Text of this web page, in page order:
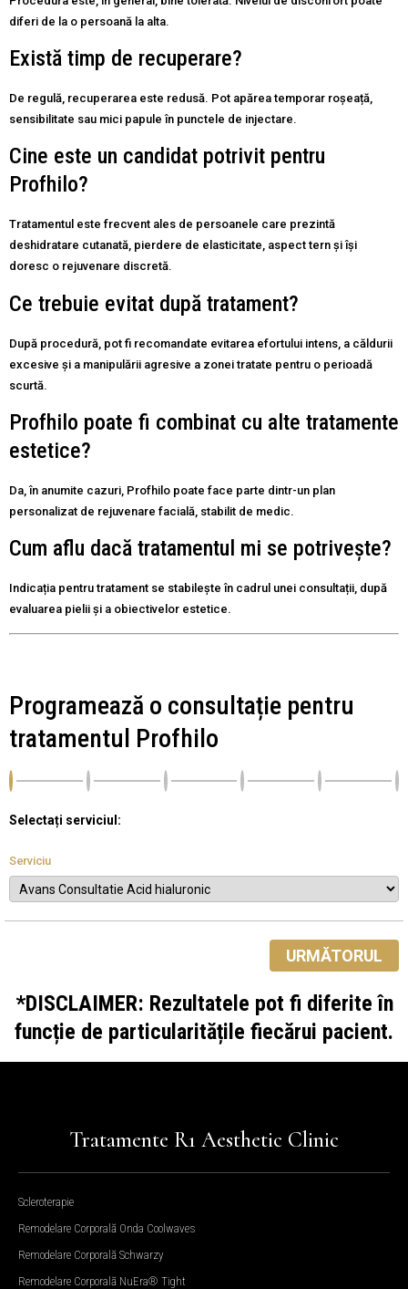
diferi de la o persoană la alta.
Există timp de recuperare?
De regulă, recuperarea este redusă. Pot apărea temporar roșeață,
sensibilitate sau mici papule în punctele de injectare.
Cine este un candidat potrivit pentru
Profhilo?
Tratamentul este frecvent ales de persoanele care prezintă
deshidratare cutanată, pierdere de elasticitate, aspect tern și își
doresc o rejuvenare discretă.
Ce trebuie evitat după tratament?
După procedură, pot fi recomandate evitarea efortului intens, a căldurii
excesive și a manipulării agresive a zonei tratate pentru o perioadă
scurtă.
Profhilo poate fi combinat cu alte tratamente
estetice?
Da, în anumite cazuri, Profhilo poate face parte dintr-un plan
personalizat de rejuvenare facială, stabilit de medic.
Cum aflu dacă tratamentul mi se potrivește?
Indicația pentru tratament se stabilește în cadrul unei consultații, după
evaluarea pielii și a obiectivelor estetice.
Programează o consultație pentru
tratamentul Profhilo
Selectați serviciul:
Serviciu
URMĂTORUL
*DISCLAIMER: Rezultatele pot fi diferite în
funcție de particularitățile fiecărui pacient.
Tratamente R1 Aesthetic Clinic
Scleroterapie
Remodelare Corporală Onda Coolwaves
Remodelare Corporală Schwarzy
Remodelare Corporală NuEra® Tight